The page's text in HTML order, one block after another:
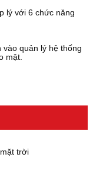
lý với 6 chức năng
quản lý hệ thống
mật.
trời